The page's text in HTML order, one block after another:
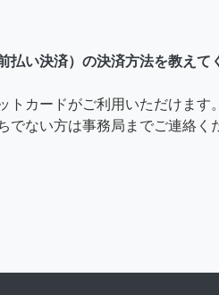
払い決済）の決済方法を教えて
トカードがご利用いただけます
でない方は事務局までご連絡く